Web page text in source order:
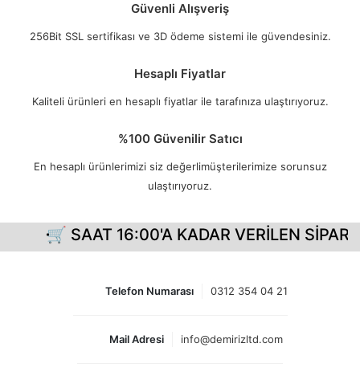
Güvenli Alışveriş
256Bit SSL sertifikası ve 3D ödeme sistemi ile güvendesiniz.
Hesaplı Fiyatlar
Kaliteli ürünleri en hesaplı fiyatlar ile tarafınıza ulaştırıyoruz.
%100 Güvenilir Satıcı
En hesaplı ürünlerimizi siz değerlimüşterilerimize sorunsuz
ulaştırıyoruz.
🛒 SAAT 16:00'A KADAR VERİLEN
Telefon Numarası 0312 354 04 21
Mail Adresi info@demirizltd.com